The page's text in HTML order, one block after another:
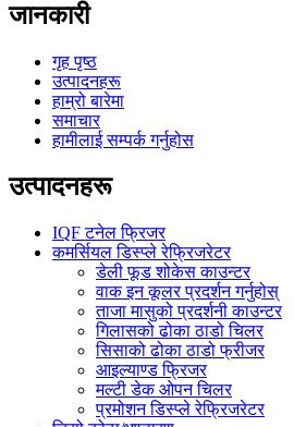
जानकारी
गृह पृष्ठ
उत्पादनहरू
हाम्रो बारेमा
समाचार
हामीलाई सम्पर्क गर्नुहोस
उत्पादनहरू
IQF टनेल फ्रिजर
कमर्सियल डिस्प्ले रेफ्रिजरेटर
डेली फूड शोकेस काउन्टर
वाक इन कूलर प्रदर्शन गर्नुहोस्
ताजा मासुको प्रदर्शनी काउन्टर
गिलासको ढोका ठाडो चिलर
सिसाको ढोका ठाडो फ्रीजर
आइल्याण्ड फ्रिजर
मल्टी डेक ओपन चिलर
प्रमोशन डिस्प्ले रेफ्रिजरेटर